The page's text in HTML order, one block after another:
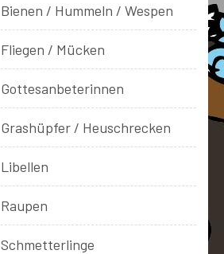
Bienen / Hummeln / Wespen
Fliegen / Mücken
Gottesanbeterinnen
Grashüpfer / Heuschrecken
Libellen
Raupen
Schmetterlinge